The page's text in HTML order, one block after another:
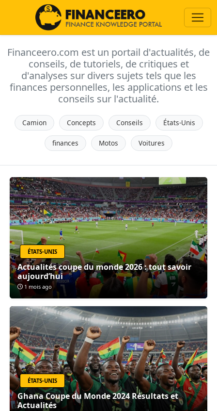
Financeero.com est un portail d'actualités, de
conseils, de tutoriels, de critiques et
d'analyses sur divers sujets tels que les
finances personnelles, les applications et les
conseils sur l'actualité.
Camion Concepts Conseils États-Unis
finances Motos Voitures
ÉTATS-UNIS
Actualités coupe du monde 2026 : tout savoir
aujourd’hui
1 mois ago
ÉTATS-UNIS
Ghana Coupe du Monde 2024 Résultats et
Actualités